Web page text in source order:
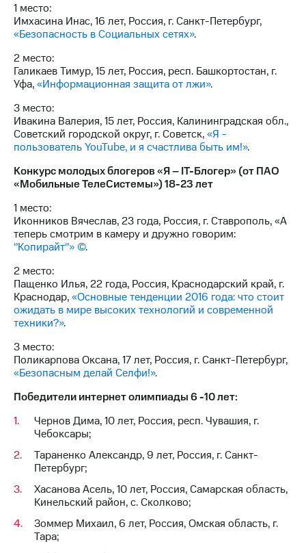
1 место:
Имхасина Инас, 16 лет, Россия, г. Санкт-Петербург,
«Безопасность в Социальных сетях».
2 место:
Галикаев Тимур, 15 лет, Россия, респ. Башкортостан, г.
Уфа,«Информационная защита от лжи».
3 место:
Ивакина Валерия, 15 лет, Россия, Калининградская обл.,
Советский городской округ, г. Советск,«Я -
пользователь YouTube, и я счастлива быть им!».
Конкурс молодых блогеров «Я – IT-Блогер» (от ПАО
«Мобильные ТелеСистемы») 18-23 лет
1 место:
Иконников Вячеслав, 23 года, Россия, г. Ставрополь, «А
теперь смотрим в камеру и дружно говорим:
‘’Копирайт‘’» ©.
2 место:
Пащенко Илья, 22 года, Россия, Краснодарский край, г.
Краснодар,«Основные тенденции 2016 года: что стоит
ожидать в мире высоких технологий и современной
техники?».
3 место:
Поликарпова Оксана, 17 лет, Россия, г. Санкт-Петербург,
«Безопасным делай Селфи!».
Победители интернет олимпиады 6 -10 лет:
Чернов Дима, 10 лет, Россия, респ. Чувашия, г.
Чебоксары;
Тараненко Александр, 9 лет, Россия, г. Санкт-
Петербург;
Хасанова Асель, 10 лет, Россия, Самарская область,
Кинельский район, с. Сколково;
Зоммер Михаил, 6 лет, Россия, Омская область, г.
Тара;